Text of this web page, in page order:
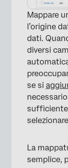
Mappare
l’origine
dati.
diversi
se si
sufficiente
La
semplice,